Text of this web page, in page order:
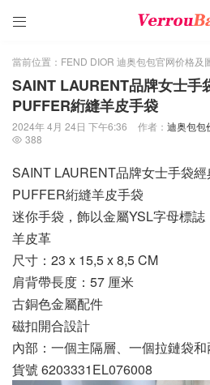

當前位置： FEND DIOR 迪奥包包官网价格及
SAINT LAURENT品牌女士手
PUFFER絎縫羊皮手袋
2024年 4月 24日 下午6:36 作者： 迪奥包包
 388
SAINT LAURENT品牌女士手袋
PUFFER絎縫羊皮手袋
迷你手袋，飾以金屬YSL字母標
羊皮革
尺寸：23 x 15,5 x 8,5 CM
肩背帶長度：57 厘米
古銅色金屬配件
磁扣開合設計
內部：一個主隔層、一個拉鏈袋
貨號 6203331EL076008